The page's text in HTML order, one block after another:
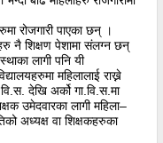
रोजगारी पाएका छन् ।
नै शिक्षण पेशामा संलग्न छन्
लागी पनि यी
महिलालाई राख्ने
देखि अर्को गा.वि.स.मा
उमेदवारका लागी महिला–
अध्यक्ष वा शिक्षकहरुका